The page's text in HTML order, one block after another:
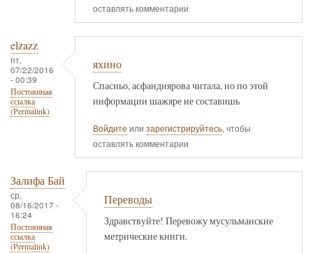
оставлять комментарии
elzazz
пт,
07/22/2016
- 00:39
Постоянная
ссылка
(Permalink)
яхино
Спасиьо, асфандиярова читала, но по этой
информации шажяре не составишь
Войдите или зарегистрируйтесь, чтобы
оставлять комментарии
Залифа Бай
ср,
08/16/2017 -
16:24
Постоянная
ссылка
(Permalink)
Переводы
Здравствуйте! Перевожу мусульманские
метрические книги.